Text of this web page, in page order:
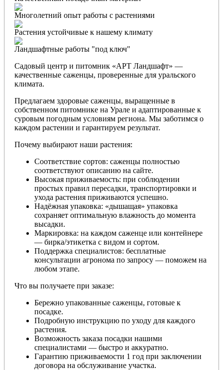
Многолетний опыт работы с растениями
Растения устойчивые к нашему климату
Ландшафтные работы "под ключ"
Садовый центр и питомник «АРТ Ландшафт» —
качественные саженцы, проверенные для уральского
климата.
Предлагаем здоровые саженцы, выращенные в
собственном питомнике на Урале и адаптированные к
суровым погодным условиям региона. Мы заботимся о
каждом растении и гарантируем результат.
Почему выбирают наши растения:
Соответствие сортов: саженцы полностью
соответствуют описанию на сайте.
Высокая приживаемость: при соблюдении
простых правил пересадки, транспортировки и
ухода растения приживаются успешно.
Надёжная упаковка: «дышащая» упаковка
сохраняет оптимальную влажность до момента
высадки.
Маркировка: на каждом саженце или контейнере
— бирка/этикетка с видом и сортом.
Поддержка специалистов: бесплатные
консультации агронома по запросу — поможем на
любом этапе.
Что вы получаете при заказе:
Бережно упакованные саженцы, готовые к
посадке.
Подробную инструкцию по уходу для каждого
растения.
Возможность заказа посадки нашими
специалистами — быстро и аккуратно.
Гарантию приживаемости 1 год при заключении
договора на обслуживание участка.